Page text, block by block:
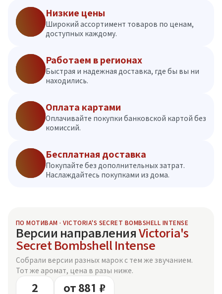
Низкие цены
Широкий ассортимент товаров по ценам,
доступных каждому.
Работаем в регионах
Быстрая и надежная доставка, где бы вы ни
находились.
Оплата картами
Оплачивайте покупки банковской картой без
комиссий.
Бесплатная доставка
Покупайте без дополнительных затрат.
Наслаждайтесь покупками из дома.
ПО МОТИВАМ · VICTORIA'S SECRET BOMBSHELL INTENSE
Версии направления Victoria's
Secret Bombshell Intense
Собрали версии разных марок с тем же звучанием.
Тот же аромат, цена в разы ниже.
2 от 881 ₽